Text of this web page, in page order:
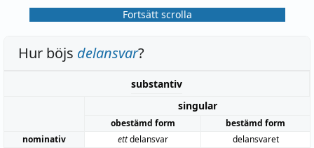
Fortsätt scrolla
Hur böjs delansvar?
substantiv
singular
obestämd form
bestämd form
nominativ
ettdelansvar
delansvaret